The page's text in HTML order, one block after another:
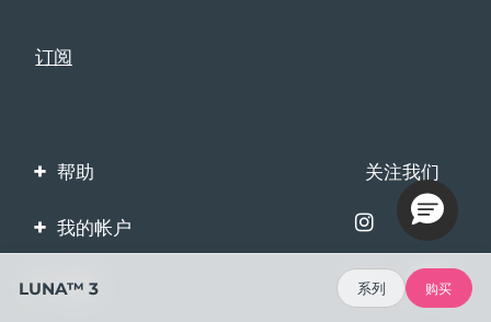
帮助
联系我们
订单与运输
保修与退换货
关注我们
我的帐户
企业
LUNA™ 3 系列 购买